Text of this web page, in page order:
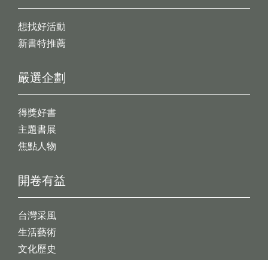
想找好活動
新書特推薦
開卷有益
台灣采風
生活藝術
文化歷史
嚴選企劃
得獎好書
主題書展
焦點人物